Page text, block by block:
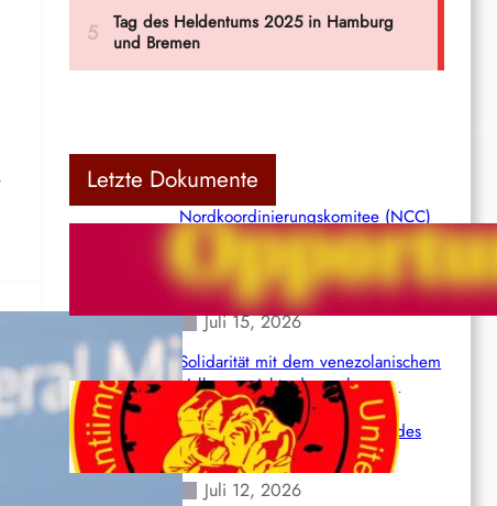
Letzte Dokumente
Nordkoordinierungskomitee (NCC)
der Kommunistischen Partei Indiens
(Maoistisch): Postmoderner
Opportunismus
Juli 15, 2026
Solidarität mit dem venezolanischem
Volk angesichts der verlorenen
Leben und der katastrophalen
Situation durch die Erdbeben des
24. Juni!
Juli 12, 2026